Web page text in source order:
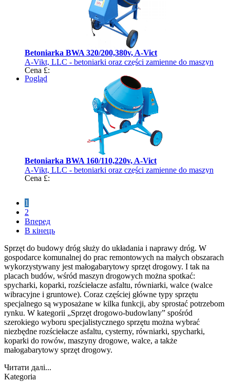
Betoniarka BWA 320/200,380v, A-Vict
A-Vikt, LLC - betoniarki oraz części zamienne do maszyn
rolniczych
Cena £:
Pogląd
Betoniarka BWA 160/110,220v, A-Vict
A-Vikt, LLC - betoniarki oraz części zamienne do maszyn
rolniczych
Cena £:
1
2
Вперед
В кінець
Sprzęt do budowy dróg służy do układania i naprawy dróg. W
gospodarce komunalnej do prac remontowych na małych obszarach
wykorzystywany jest małogabarytowy sprzęt drogowy. I tak na
placach budów, wśród maszyn drogowych można spotkać:
spycharki, koparki, rozściełacze asfaltu, równiarki, walce (walce
wibracyjne i gruntowe). Coraz częściej główne typy sprzętu
specjalnego są wyposażane w kilka funkcji, aby sprostać potrzebom
rynku. W kategorii „Sprzęt drogowo-budowlany” spośród
szerokiego wyboru specjalistycznego sprzętu można wybrać
niezbędne rozściełacze asfaltu, cysterny, równiarki, spycharki,
koparki do rowów, maszyny drogowe, walce, a także
małogabarytowy sprzęt drogowy.
Читати далі...
Kategoria